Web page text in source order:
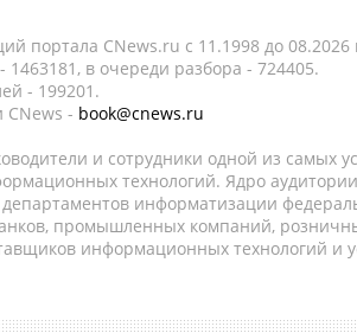
портала CNews.ru c 11.1998 до 08.2026
в очереди разбора - 724405.
- 199201.
CNews - book@cnews.ru
и сотрудники одной из самых
технологий. Ядро
информатизации
промышленных компаний,
информационных технологий и